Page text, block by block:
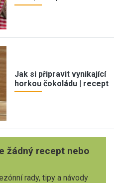
Jak si připravit vynikající
horkou čokoládu | recept
žádný recept nebo
rady, tipy a návody